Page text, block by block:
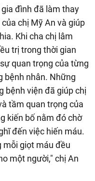
đình đã làm thay
chị Mỹ An và giúp
Khi cha chị lâm
trị trong thời gian
quan trọng của từng
bệnh nhân. Những
bệnh viện đã giúp chị
tầm quan trọng của
kiến bố nằm đó chờ
đến việc hiến máu.
mỗi giọt máu đều
một người," chị An